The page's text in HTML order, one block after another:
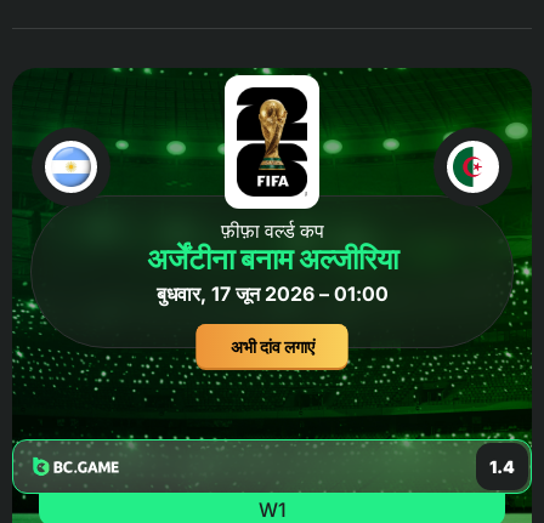
फ़ीफ़ा वर्ल्ड कप
अर्जेंटीना बनाम अल्जीरिया
बुधवार, 17 जून 2026 – 01:00
अभी दांव लगाएं
1.4
W1